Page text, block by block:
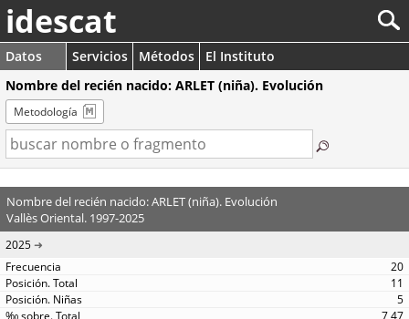
idescat
Datos Servicios Métodos
El Instituto
Nombre del recién nacido: ARLET (niña). Evolución
Metodología
Nombre del recién nacido: ARLET (niña). Evolución
Vallès Oriental. 1997-2025
2025
20
11
5
7,47